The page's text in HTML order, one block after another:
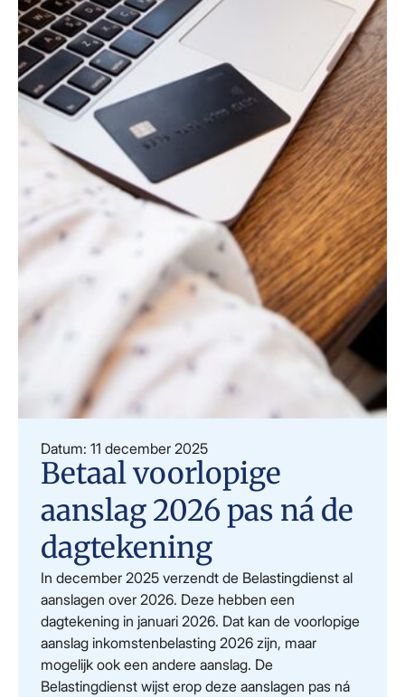
Datum: 11 december 2025
Betaal voorlopige
aanslag 2026 pas ná de
dagtekening
In december 2025 verzendt de Belastingdienst al
aanslagen over 2026. Deze hebben een
dagtekening in januari 2026. Dat kan de voorlopige
aanslag inkomstenbelasting 2026 zijn, maar
mogelijk ook een andere aanslag. De
Belastingdienst wijst erop deze aanslagen pas ná